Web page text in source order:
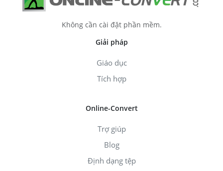
Không cần cài đặt phần mềm.
Giải pháp
Giáo dục
Tích hợp
Online-Convert
Trợ giúp
Blog
Định dạng tệp